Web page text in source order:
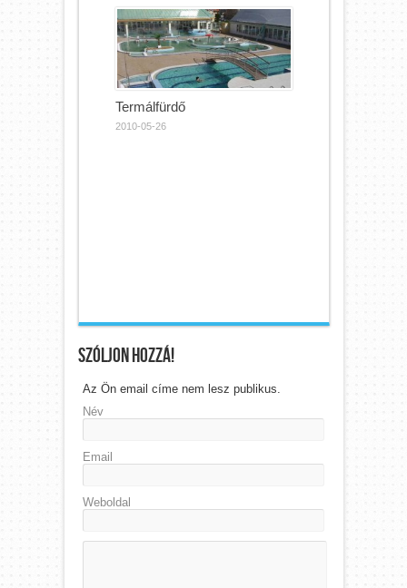
Termálfürdő
2010-05-26
Szóljon hozzá!
Az Ön email címe nem lesz publikus.
Név
Email
Weboldal